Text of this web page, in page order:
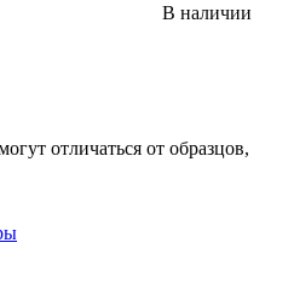
В наличии
отличаться от образцов,